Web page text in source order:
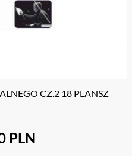
CZ.2 18 PLANSZ
PLN